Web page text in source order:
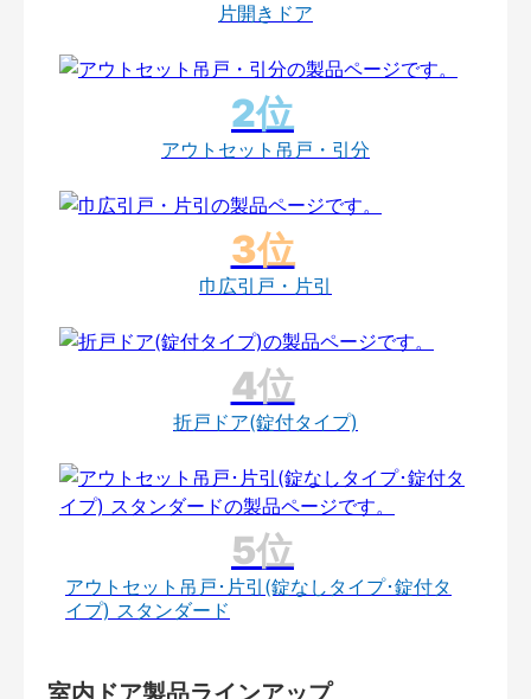
片開きドア
アウトセット吊戸・引分
巾広引戸・片引
折戸ドア(錠付タイプ)
アウトセット吊戸･片引(錠なしタイプ･錠付タ
イプ) スタンダード